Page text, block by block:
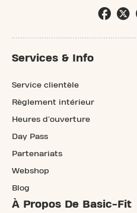
Services & Info
Service clientèle
Règlement intérieur
Heures d'ouverture
Day Pass
Partenariats
Webshop
Blog
À Propos De Basic-Fit